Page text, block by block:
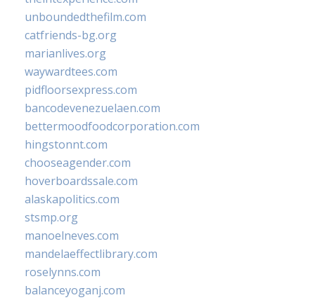
unboundedthefilm.com
catfriends-bg.org
marianlives.org
waywardtees.com
pidfloorsexpress.com
bancodevenezuelaen.com
bettermoodfoodcorporation.com
hingstonnt.com
chooseagender.com
hoverboardssale.com
alaskapolitics.com
stsmp.org
manoelneves.com
mandelaeffectlibrary.com
roselynns.com
balanceyoganj.com